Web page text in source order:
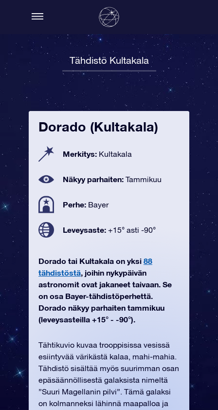
Tähdistö Kultakala
Dorado (Kultakala)
Merkitys: Kultakala
Näkyy parhaiten: Tammikuu
Perhe: Bayer
Leveysaste: +15° asti -90°
Dorado tai Kultakala on yksi 88
tähdistöstä, joihin nykypäivän
astronomit ovat jakaneet taivaan. Se
on osa Bayer-tähdistöperhettä.
Dorado näkyy parhaiten tammikuu
(leveysasteilla +15° - -90°).
Tähtikuvio kuvaa trooppisissa vesissä
esiintyvää värikästä kalaa, mahi-mahia.
Tähdistö sisältää myös suurimman osan
epäsäännöllisestä galaksista nimeltä
”Suuri Magellanin pilvi”. Tämä galaksi
on kolmanneksi lähinnä maapalloa ja